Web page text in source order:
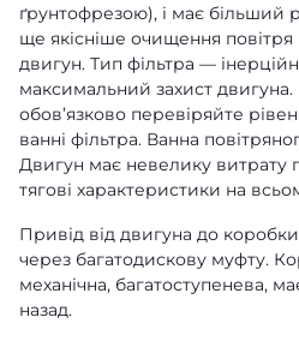
ґрунтофрезою), і має більший
ще якісніше очищення
двигун. Тип фільтра —
максимальний захист
обов’язково перевіряйте
ванні фільтра. Ванна
Двигун має невелику витрату
тягові характеристики на
Привід від двигуна до
через багатодискову муфту.
механічна, багатоступенева,
назад.